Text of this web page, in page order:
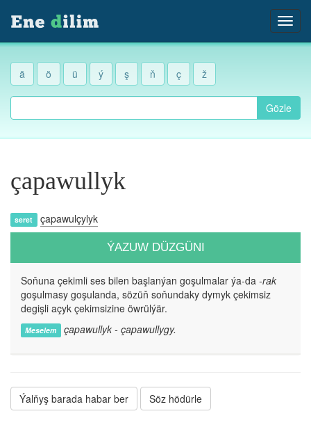
ä ö ü ý ş ň ç ž
Gözle
çapawullyk
seret çapawulçylyk
ÝAZUW DÜZGÜNI
Soňuna çekimli ses bilen başlanýan goşulmalar ýa-da -rak
goşulmasy goşulanda, sözüň soňundaky dymyk çekimsiz
degişli açyk çekimsizine öwrülýär.
Meselem çapawullyk - çapawullygy.
Ýalňyş barada habar ber Söz hödürle